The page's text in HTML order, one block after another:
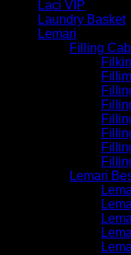
Laci VIP
Laundry Basket
Lemari
Filling
Lemari